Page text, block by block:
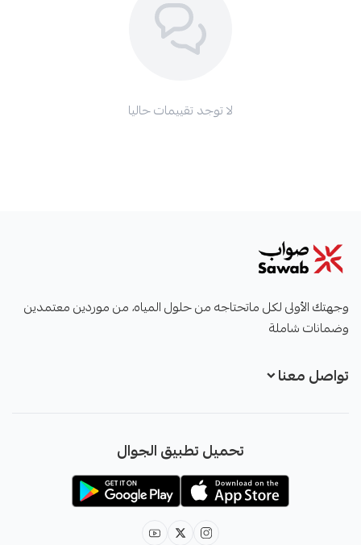
لا توجد تقييمات حاليا
وجهتك الأولى لكل ماتحتاجه من حلول المياه، من موردين معتمدين
وضمانات شاملة
تواصل معنا
info@sawab.app
تحميل تطبيق الجوال